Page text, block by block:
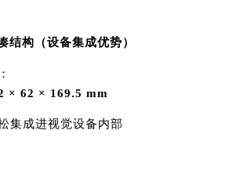
结构（设备集成优势）
× 62 × 169.5 mm
集成进视觉设备内部